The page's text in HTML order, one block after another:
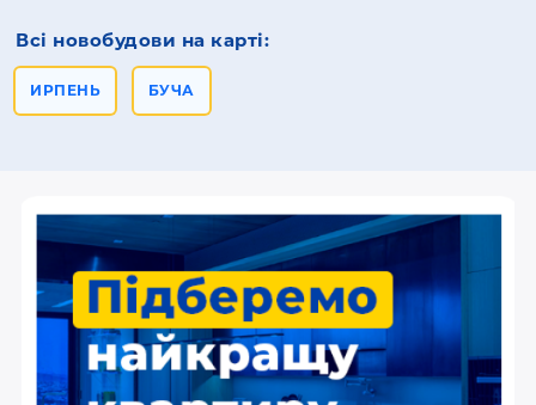
Всі новобудови на карті:
ИРПЕНЬ БУЧА